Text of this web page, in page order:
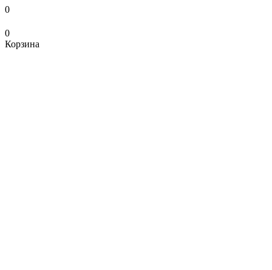
0
0
Корзина